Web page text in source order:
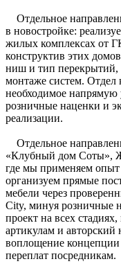
Отдельное
в новостройке:
жилых комплексах от
конструктив этих
ниш и тип перекрытий,
монтаже систем. Отдел
необходимое напрямую
розничные наценки и
реализации.
Отдельное
«Клубный дом Соты»,
где мы применяем
организуем прямые
мебели через
City, минуя розничные
проект на всех
артикулам и авторский
воплощение
переплат посредникам.